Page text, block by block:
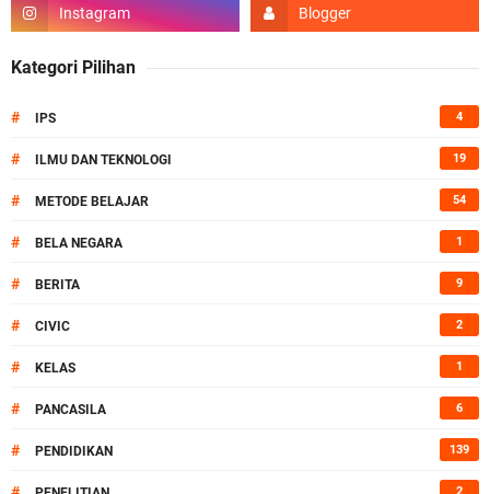
Kategori Pilihan
# IPS 4
# ILMU DAN TEKNOLOGI 19
# METODE BELAJAR 54
# BELA NEGARA 1
# BERITA 9
# CIVIC 2
# KELAS 1
# PANCASILA 6
# PENDIDIKAN 139